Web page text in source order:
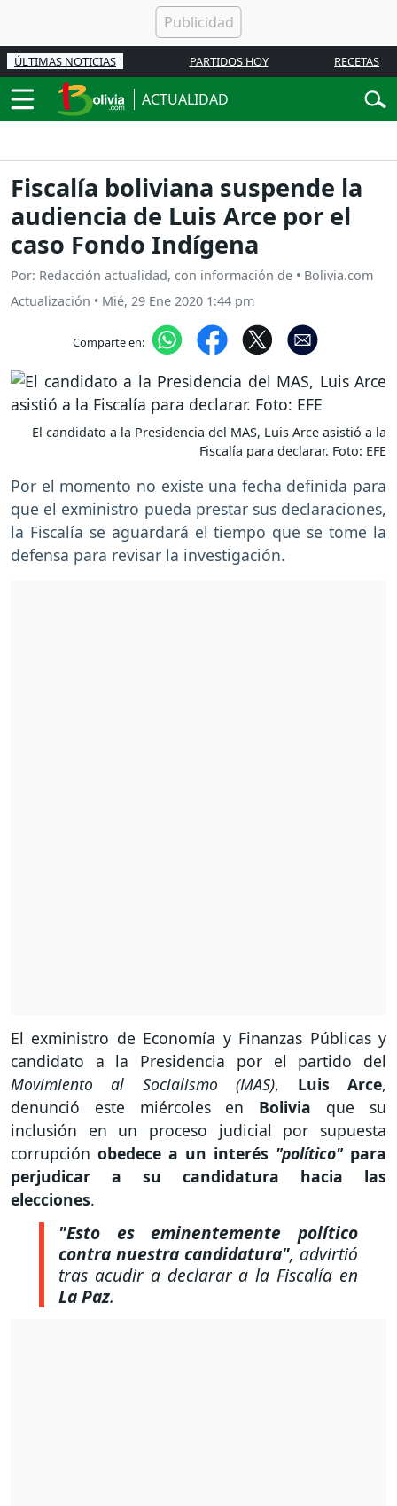
ÚLTIMAS NOTICIAS PARTIDOS HOY RECETAS
ACTUALIDAD
Fiscalía boliviana suspende la
audiencia de Luis Arce por el
caso Fondo Indígena
Por: Redacción actualidad, con información de • Bolivia.com
Actualización • Mié, 29 Ene 2020 1:44 pm
Comparte en:
El candidato a la Presidencia del MAS, Luis Arce asistió a la
Fiscalía para declarar. Foto: EFE
Por el momento no existe una fecha definida para
que el exministro pueda prestar sus declaraciones,
la Fiscalía se aguardará el tiempo que se tome la
defensa para revisar la investigación.
El exministro de Economía y Finanzas Públicas y
candidato a la Presidencia por el partido del
Movimiento al Socialismo (MAS), Luis Arce,
denunció este miércoles en Bolivia que su
inclusión en un proceso judicial por supuesta
corrupción obedece a un interés "político" para
perjudicar a su candidatura hacia las
elecciones.
"Esto es eminentemente político
contra nuestra candidatura", advirtió
tras acudir a declarar a la Fiscalía en
La Paz.